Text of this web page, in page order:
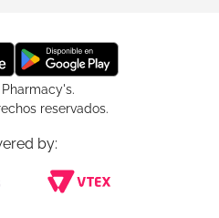
reservados.
by: